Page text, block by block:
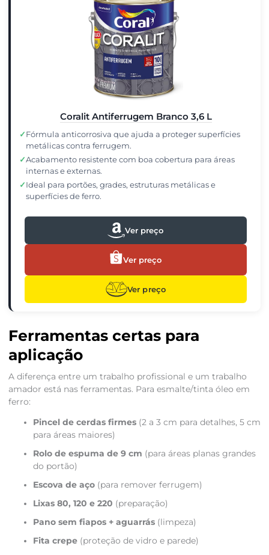
Coralit Antiferrugem Branco 3,6 L
✓Fórmula anticorrosiva que ajuda a proteger superfícies
metálicas contra ferrugem.
✓Acabamento resistente com boa cobertura para áreas
internas e externas.
✓Ideal para portões, grades, estruturas metálicas e
superfícies de ferro.
Ver preço
Ver preço
Ver preço
Ferramentas certas para
aplicação
A diferença entre um trabalho profissional e um trabalho
amador está nas ferramentas. Para esmalte/tinta óleo em
ferro:
Pincel de cerdas firmes(2 a 3 cm para detalhes, 5 cm
para áreas maiores)
Rolo de espuma de 9 cm (para áreas planas grandes
do portão)
Escova de aço(para remover ferrugem)
Lixas 80, 120 e 220 (preparação)
Pano sem fiapos + aguarrás(limpeza)
Fita crepe(proteção de vidro e parede)